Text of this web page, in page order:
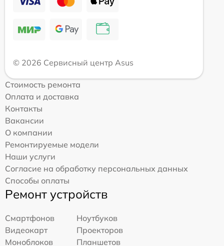
© 2026 Сервисный центр Asus
Стоимость ремонта
Оплата и доставка
Контакты
Вакансии
О компании
Ремонтируемые модели
Наши услуги
Согласие на обработку персональных данных
Способы оплаты
Ремонт устройств
Смартфонов
Ноутбуков
Видеокарт
Проекторов
Моноблоков
Планшетов